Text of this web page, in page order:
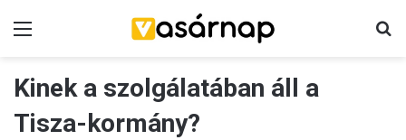
Kinek a szolgálatában áll a
Tisza-kormány?